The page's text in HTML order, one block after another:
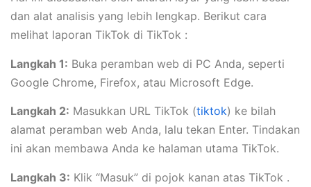
dan alat analisis yang lebih lengkap. Berikut cara
melihat laporan TikTok di TikTok :
Langkah 1: Buka peramban web di PC Anda, seperti
Google Chrome, Firefox, atau Microsoft Edge.
Langkah 2: Masukkan URL TikTok (tiktok) ke bilah
alamat peramban web Anda, lalu tekan Enter. Tindakan
ini akan membawa Anda ke halaman utama TikTok.
Langkah 3: Klik “Masuk” di pojok kanan atas TikTok .